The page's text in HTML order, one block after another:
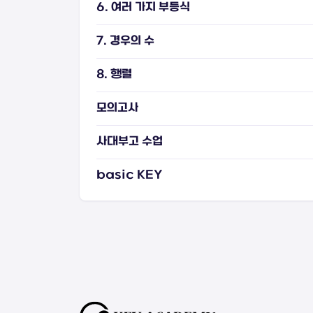
6. 여러 가지 부등식
7. 경우의 수
8. 행렬
모의고사
사대부고 수업
basic KEY